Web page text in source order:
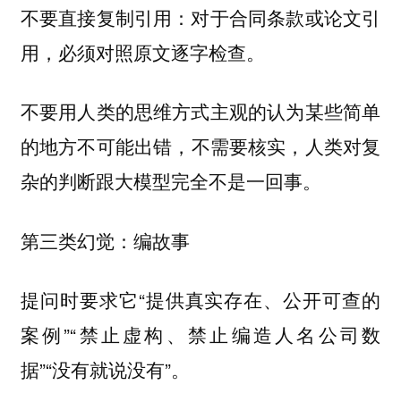
不要直接复制引用：对于合同条款或论文引
用，必须对照原文逐字检查。
不要用人类的思维方式主观的认为某些简单
的地方不可能出错 ，不需要核实，人类对复
杂的判断跟大模型完全不是一回事。
第三类幻觉：编故事
提问时要求它“提供真实存在、公开可查的
案例”“禁止虚构、禁止编造人名公司数
据”“没有就说没有”。